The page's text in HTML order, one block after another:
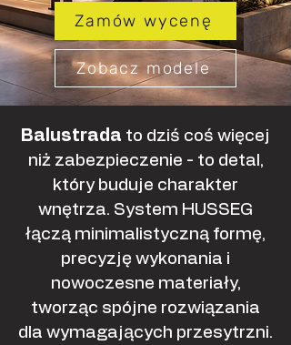
Zamów wycenę
Zobacz modele
Balustrada to dziś coś więcej
niż zabezpieczenie - to detal,
który buduje charakter
wnętrza. System HUSSEG
łączą minimalistyczną formę,
precyzję wykonania i
nowoczesne materiały,
tworząc spójne rozwiązania
dla wymagających przesytrzni.